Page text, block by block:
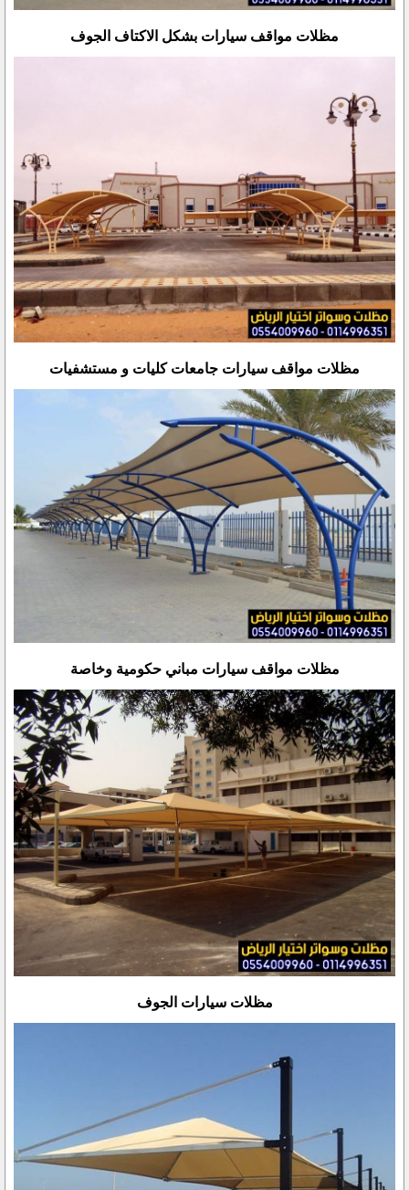
مظلات مواقف سيارات بشكل الاكتاف الجوف
مظلات مواقف سيارات جامعات كليات و مستشفيات
مظلات مواقف سيارات مباني حكومية وخاصة
مظلات سيارات الجوف